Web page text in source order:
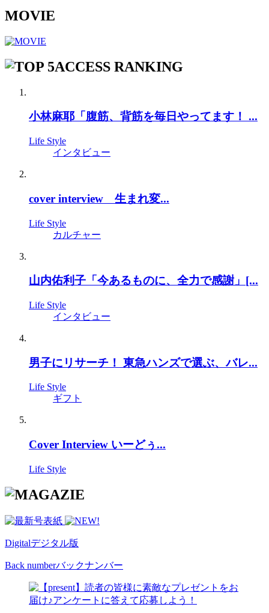
MOVIE
ACCESS RANKING
小林麻耶「腹筋、背筋を毎日やってます！ ...
Life Style
インタビュー
cover interview 生まれ変...
Life Style
カルチャー
山内佑利子「今あるものに、全力で感謝」[...
Life Style
インタビュー
男子にリサーチ！ 東急ハンズで選ぶ、バレ...
Life Style
ギフト
Cover Interview いーどぅ...
Life Style
Digitalデジタル版
Back numberバックナンバー